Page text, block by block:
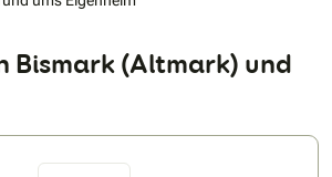
Bismark (Altmark) und